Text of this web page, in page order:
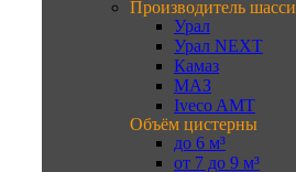
Производитель шасси
Урал
Урал NEXT
Камаз
МАЗ
Iveco AMT
Объём цистерны
до 6 м³
от 7 до 9 м³